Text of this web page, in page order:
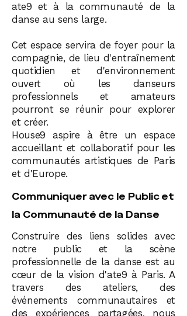
ate9 et à la communauté de la
danse au sens large.
Cet espace servira de foyer pour la
compagnie, de lieu d'entraînement
quotidien et d'environnement
ouvert où les danseurs
professionnels et amateurs
pourront se réunir pour explorer
et créer.
House9 aspire à être un espace
accueillant et collaboratif pour les
communautés artistiques de Paris
et d'Europe.
Communiquer avec le Public et
la Communauté de la Danse
Construire des liens solides avec
notre public et la scène
professionnelle de la danse est au
cœur de la vision d'ate9 à Paris. A
travers des ateliers, des
événements communautaires et
des expériences partagées, nous